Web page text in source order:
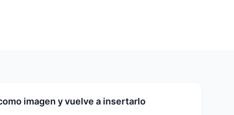
imagen y vuelve a insertarlo